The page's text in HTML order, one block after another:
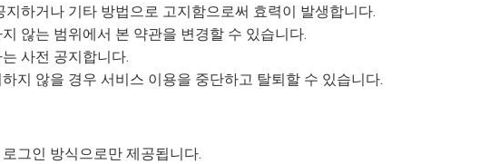
하거나 기타 방법으로 고지함으로써 효력이 발생합니다.
않는 범위에서 본 약관을 변경할 수 있습니다.
사전 공지합니다.
지 않을 경우 서비스 이용을 중단하고 탈퇴할 수 있습니다.
그인 방식으로만 제공됩니다.